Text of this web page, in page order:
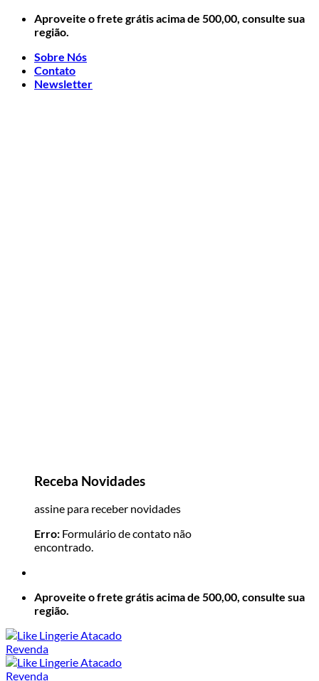
Skip
Aproveite o frete grátis acima de 500,00, consulte sua
região.
Sobre Nós
Contato
Newsletter
Receba Novidades
assine para receber novidades
Erro: Formulário de contato não
encontrado.
Aproveite o frete grátis acima de 500,00, consulte sua
região.